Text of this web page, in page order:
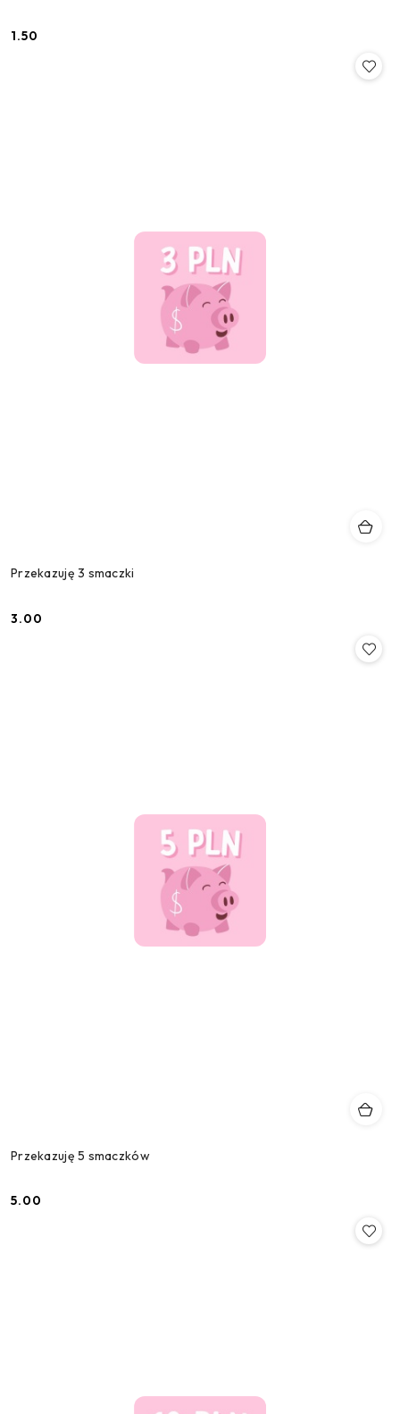
Cena:
1.50
Przekazuję 3 smaczki
Cena:
3.00
Przekazuję 5 smaczków
Cena:
5.00